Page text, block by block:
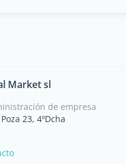
Market sl
de empresa
23, 4ºDcha